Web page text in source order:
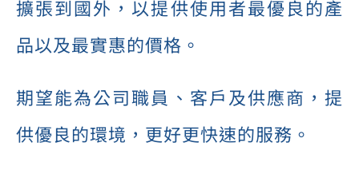
擴張到國外，以提供使用者最優良的產
品以及最實惠的價格。
期望能為公司職員、客戶及供應商，提
供優良的環境，更好更快速的服務。